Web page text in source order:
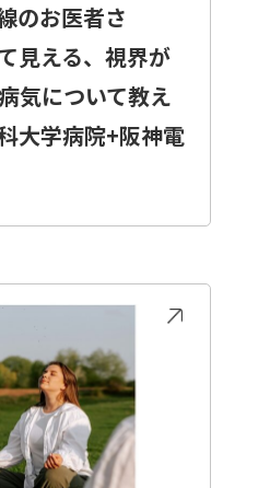
のお医者さ
見える、視界が
気について教え
大学病院+阪神電